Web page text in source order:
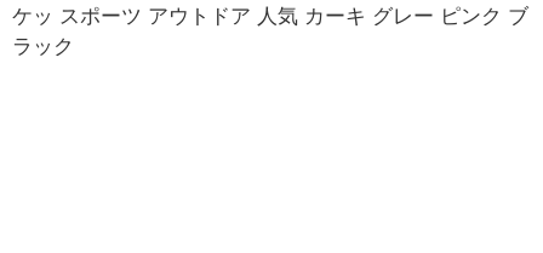
ケッ スポーツ アウトドア 人気 カーキ グレー ピンク ブ
ラック